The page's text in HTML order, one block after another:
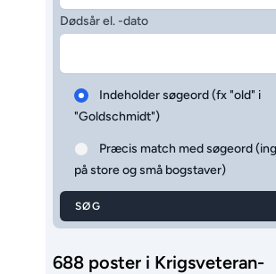
Dødsår el. -dato
Indeholder søgeord (fx "old" i
"Goldschmidt")
Præcis match med søgeord
på store og små bogstaver)
SØG
688 poster i Krigsveteran-